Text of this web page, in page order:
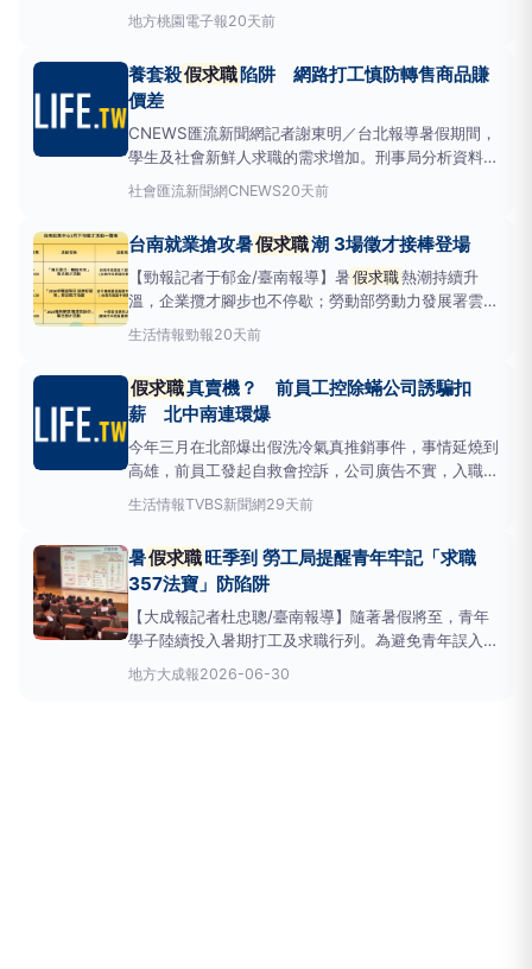
提供暑假期間，學生及社會新鮮人求職之需求增加，然
近期發現詐騙集團也趁機在社群平台刊登「在家賺佣
就有民眾掉入該「養、套、殺
地方桃園電子報20天前
養套殺假求職陷阱 網路打工慎防轉售商品賺
價差
CNEWS匯流新聞網記者謝東明／台北報導暑假期間，
學生及社會新鮮人求職的需求增加。刑事局分析資料發
現，近期有詐騙集團，也趁機在社群平臺，刊登「在家
賺佣金」、「購買商品轉售賺價差」等
殺」的假求職詐騙陷阱，即便初始獲得小額報酬，最
後還是被騙
社會匯流新聞網CNEWS20天前
台南就業搶攻暑假求職潮 3場徵才接棒登場
【勁報記者于郁金/臺南報導】暑假求職熱潮持續升
溫，企業攬才腳步也不停歇；勞動部勞動力發展署雲嘉
南分署台南就業中心7月上旬開辦3場徵才活動，協助
求職民眾媒合就業；下旬再接續推出3場聯合徵才，邀
作機會，涵蓋科技製造、生技、零售服務、教育及餐飲
等多元產業，
生活情報勁報20天前
假求職真賣機？ 前員工控除蟎公司誘騙扣
薪 北中南連環爆
今年三月在北部爆出假洗冷氣真推銷事件，事情延燒到
高雄，前員工發起自救會控訴，公司廣告不實，入職要
先買14萬高價除蟎機，再以平價洗冷氣為誘餌進到消
費者家中推銷除蟎，面對北中南連環爆發勞資欠薪和消
表示有接獲申訴案件，調解不成有進一步協助後續的司
法救濟
生活情報TVBS新聞網29天前
暑假求職旺季到 勞工局提醒青年牢記「求職
357法寶」防陷阱
【大成報記者杜忠聰/臺南報導】隨著暑假將至，青年
學子陸續投入暑期打工及求職行列。為避免青年誤入求
職陷阱，臺南市政府勞工局提醒求職者提高警覺，牢記
「求職357法寶」，保障自身權益，安心踏出職涯第一
地方大成報2026-06-30